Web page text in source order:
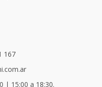
167
| 15:00 a 18:30.